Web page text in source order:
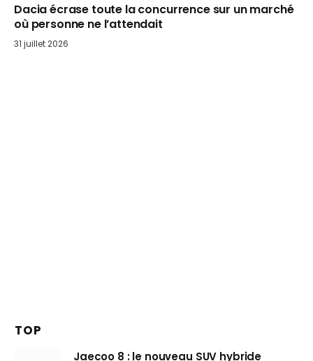
Dacia écrase toute la concurrence sur un marché
où personne ne l’attendait
31 juillet 2026
TOP
Jaecoo 8 : le nouveau SUV hybride